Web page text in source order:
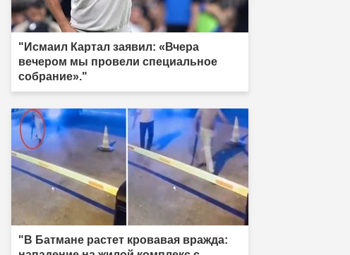
"Исмаил Картал заявил: «Вчера
вечером мы провели специальное
собрание»."
"В Батмане растет кровавая вражда: